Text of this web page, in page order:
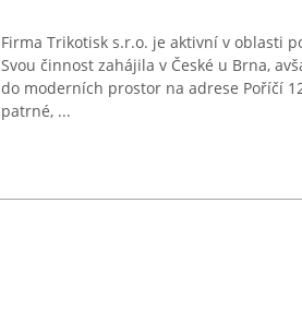
Firma Trikotisk s.r.o. je aktivní v oblasti
Svou činnost zahájila v České u Brna,
do moderních prostor na adrese Poříčí
patrné, ...